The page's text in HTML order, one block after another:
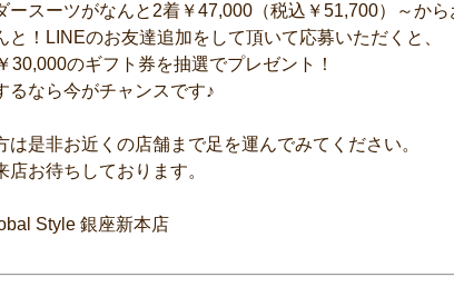
ースーツがなんと2着￥47,000（税込￥51,700）～から
と！LINEのお友達追加をして頂いて応募いただくと、
30,000のギフト券を抽選でプレゼント！
るなら今がチャンスです♪
は是非お近くの店舗まで足を運んでみてください。
店お待ちしております。
Style 銀座新本店